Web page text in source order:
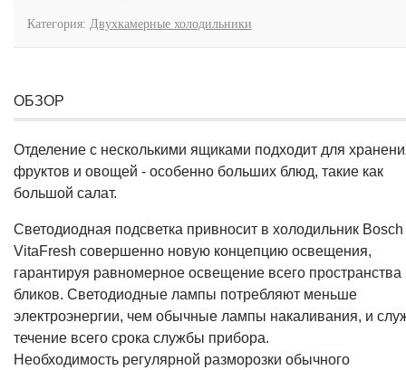
Категория: Двухкамерные холодильники
ОБЗОР
Отделение с несколькими ящиками подходит для
фруктов и овощей - особенно больших блюд, такие как
большой салат.
Светодиодная подсветка привносит в холодильник Bosch
VitaFresh совершенно новую концепцию освещения,
гарантируя равномерное освещение всего пространства
бликов. Светодиодные лампы потребляют меньше
электроэнергии, чем обычные лампы накаливания, и
течение всего срока службы прибора.
Необходимость регулярной разморозки обычного